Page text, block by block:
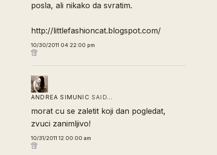
posla, ali nikako da svratim.
http://littlefashioncat.blogspot.com/
10/30/2011 04:22:00 pm
ANDREA SIMUNIC SAID…
morat cu se zaletit koji dan pogledat,
zvuci zanimljivo!
10/31/2011 12:00:00 am